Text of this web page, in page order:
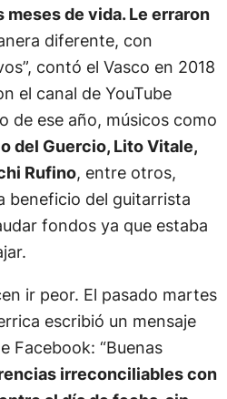
meses de vida. Le erraron
diferente, con
contó el Vasco en 2018
el canal de YouTube
de ese año, músicos como
del Guercio, Lito Vitale,
Rufino, entre otros,
beneficio del guitarrista
fondos ya que estaba
ir peor. El pasado martes
escribió un mensaje
Facebook: “Buenas
irreconciliables con